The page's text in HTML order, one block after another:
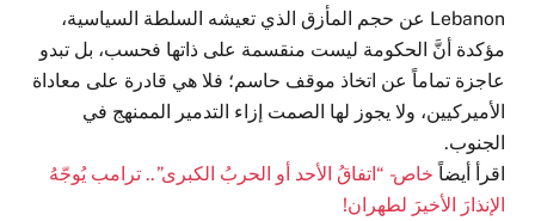
Lebanon عن حجم المأزق الذي تعيشه السلطة السياسية،
مؤكدة أنَّ الحكومة ليست منقسمة على ذاتها فحسب، بل تبدو
عاجزة تماماً عن اتخاذ موقف حاسم؛ فلا هي قادرة على معاداة
الأميركيين، ولا يجوز لها الصمت إزاء التدمير الممنهج في
الجنوب.
اقرأ أيضاً خاص- “اتفاقُ الأحد أو الحربُ الكبرى”.. ترامب يُوجّهُ
الإنذارَ الأخيرَ لطهران!